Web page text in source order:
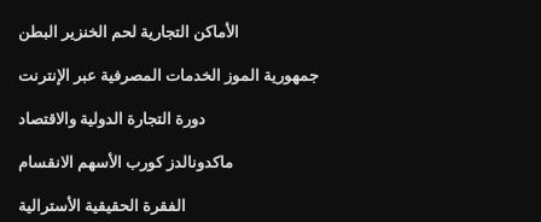
الأماكن التجارية لحم الخنزير البطن
جمهورية الموز الخدمات المصرفية عبر الإنترنت
دورة التجارة الدولية والاقتصاد
ماكدونالدز كورب الأسهم الانقسام
الفقرة الحقيقية الأسترالية